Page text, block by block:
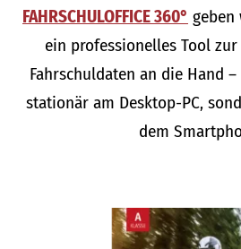
FAHRSCHULOFFICE 360° geben
ein professionelles Tool
Fahrschuldaten an die Hand
stationär am Desktop-PC,
dem